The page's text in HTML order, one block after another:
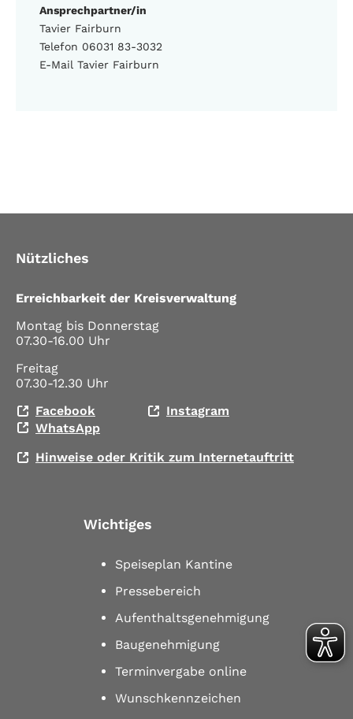
Ansprechpartner/in
Tavier Fairburn
Telefon 06031 83-3032
E-Mail Tavier Fairburn
Nützliches
Erreichbarkeit der Kreisverwaltung
Montag bis Donnerstag
07.30-16.00 Uhr
Freitag
07.30-12.30 Uhr
Facebook
Instagram
WhatsApp
Hinweise oder Kritik zum Internetauftritt
Wichtiges
Speiseplan Kantine
Pressebereich
Aufenthaltsgenehmigung
Baugenehmigung
Terminvergabe online
Wunschkennzeichen